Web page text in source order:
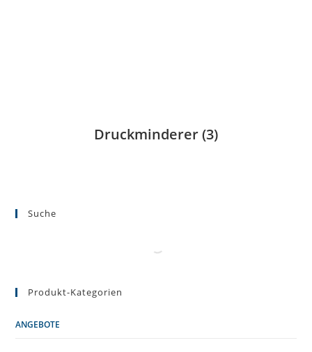
Druckminderer(3)
Suche
Produkt-Kategorien
ANGEBOTE